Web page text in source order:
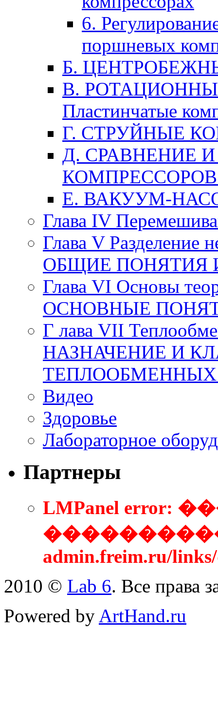
6.
поршневых
Б.
В.
Пластинчатые
Г. СТРУЙНЫЕ
Д. СРАВНЕНИЕ
Е. ВАКУУМ-
Глава IV
Глава V Разделение
ОБЩИЕ ПОНЯТИЯ
Глава VI Основы
ОСНОВНЫЕ
Г лава VII
НАЗНАЧЕНИЕ И
ТЕПЛООБМЕННЫХ
Видео
Здоровье
Лабораторное
Партнеры
LMPanel
admin.freim.ru/
2010 © Lab 6. Все права
Powered by ArtHand.ru